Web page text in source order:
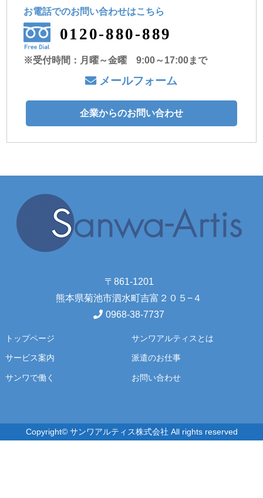
お電話でのお問い合わせはこちら
0120-880-889
※受付時間：月曜～金曜 9:00～17:00まで
メールフォーム
企業からのお問い合わせ
〒861-1201
熊本県菊池市泗水町吉富２０５−４
0968-38-7737
トップページ サンワアルティスとは
サービス案内 派遣のお仕事
サンワで働く お問い合わせ
Copyright© サンワアルティス株式会社 All rights reserved